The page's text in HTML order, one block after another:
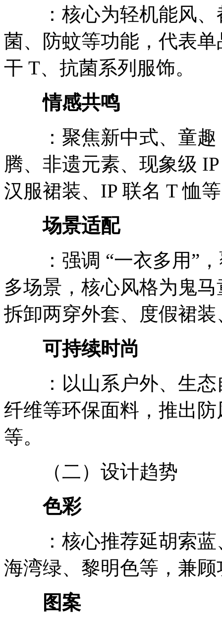
：核心为轻机能风、
菌、防蚊等功能，代表
干 T、抗菌系列服饰。
情感共鸣
：聚焦新中式、童趣
腾、非遗元素、现象级
汉服裙装、IP 联名 T 恤
场景适配
：强调 “一衣多用”，
多场景，核心风格为鬼
拆卸两穿外套、度假裙
可持续时尚
：以山系户外、生态
纤维等环保面料，推出
等。
（二）设计趋势
色彩
：核心推荐延胡索蓝
海湾绿、黎明色等，兼
图案